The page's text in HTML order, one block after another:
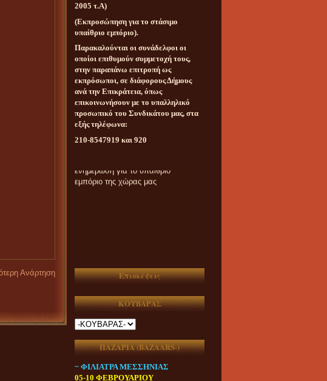
Ανάρτηση
2005 τ.Α)
(Εκπροσώπηση για το στάσιμο
υπαίθριο εμπόριο).
Παρακαλούνται οι συνάδελφοι οι
οποίοι επιθυμούν συμμετοχή τους,
στην παραπάνω επιτροπή ως
εκπρόσωποι, σε διάφορους Δήμους
ανά την Επικράτεια, όπως
επικοινωνήσουν με το υπαλληλικό
προσωπικό του Συνδικάτου μας, στα
εξής τηλέφωνα:
210-8547919 και 920
εμπόριο της χώρας μας
Επισκέψεις
ΚΟΥΒΑΡΑΣ
ΠΑΖΑΡΙΑ (ΒAZAARS-)
~ ΦΙΛΙΑΤΡΑ ΜΕΣΣΗΝΙΑΣ
05-10 ΦΕΒΡΟΥΑΡΙΟΥ